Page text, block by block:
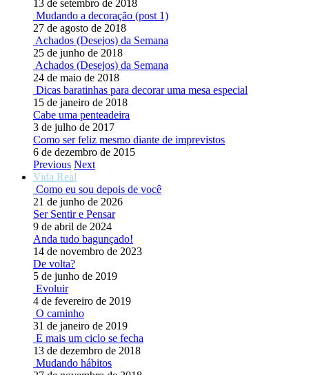
13 de setembro de 2018
Mudando a decoração (post 1)
27 de agosto de 2018
Achados (Desejos) da Semana
25 de junho de 2018
Achados (Desejos) da Semana
24 de maio de 2018
Dicas baratinhas para decorar uma mesa especial
15 de janeiro de 2018
Cabe uma penteadeira
3 de julho de 2017
Como ser feliz mesmo diante de imprevistos
6 de dezembro de 2015
Previous Next
Vida Real
Como eu sou depois de você
21 de junho de 2026
Ser Sentir e Pensar
9 de abril de 2024
Anda tudo bagunçado!
14 de novembro de 2023
De volta?
5 de junho de 2019
Evoluir
4 de fevereiro de 2019
O caminho
31 de janeiro de 2019
E mais um ciclo se fecha
13 de dezembro de 2018
Mudando hábitos